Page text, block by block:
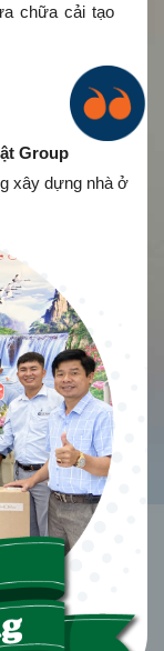
chữa cải tạo
Group
xây dựng nhà ở